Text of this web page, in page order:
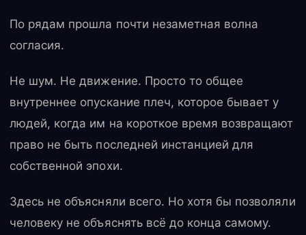
По рядам прошла почти незаметная волна
согласия.
Не шум. Не движение. Просто то общее
внутреннее опускание плеч, которое бывает у
людей, когда им на короткое время возвращают
право не быть последней инстанцией для
собственной эпохи.
Здесь не объясняли всего. Но хотя бы позволяли
человеку не объяснять всё до конца самому.